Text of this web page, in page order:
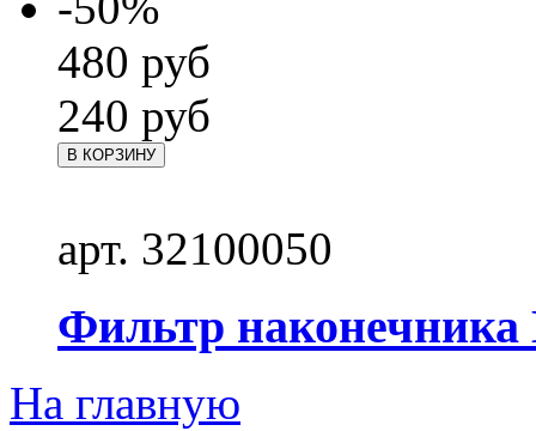
480 руб
240 руб
В КОРЗИНУ
арт. 32100050
Фильтр наконечника
На главную